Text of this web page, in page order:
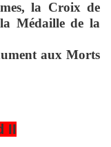
la Croix de
Médaille de la
aux Morts
II